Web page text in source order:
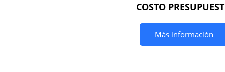
COSTO
Más información